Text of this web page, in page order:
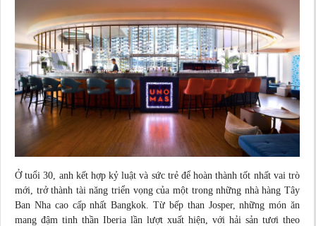
Ở tuổi 30, anh kết hợp kỷ luật và sức trẻ để hoàn thành tốt nhất vai trò
mới, trở thành tài năng triển vọng của một trong những nhà hàng Tây
Ban Nha cao cấp nhất Bangkok. Từ bếp than Josper, nhữngmón ăn
mang đậm tinh thần Iberia lần lượt xuất hiện, với hải sản tươi theo